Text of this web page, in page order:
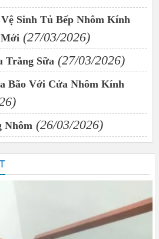
Sinh Tủ Bếp Nhôm Kính
Mới (27/03/2026)
Trắng Sữa (27/03/2026)
Bão Với Cửa Nhôm Kính
Nhôm (26/03/2026)